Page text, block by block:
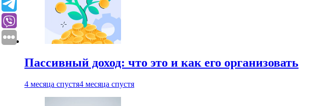
Пассивный доход: что это и как его организовать
4 месяца спустя4 месяца спустя